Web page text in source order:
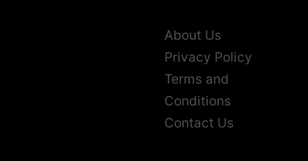
About Us
Privacy Policy
Terms and
Conditions
Contact Us